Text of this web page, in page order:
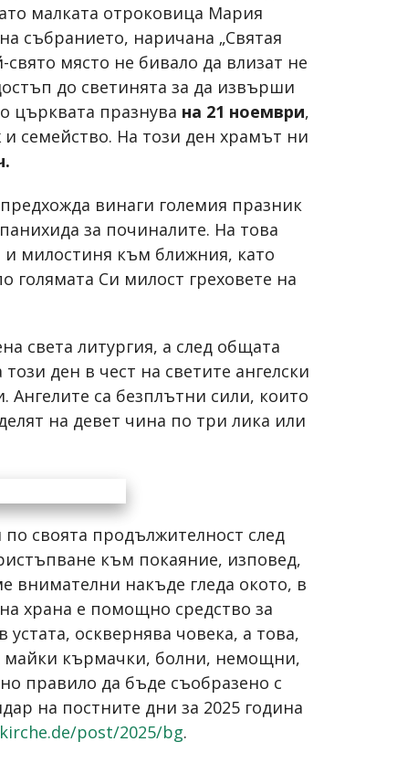
малката отроковица Мария
събранието, наричана „Святая
място не бивало да влизат не
до светинята за да извърши
църквата празнува на 21 ноември,
семейство. На този ден храмът ни
винаги големия празник
за починалите. На това
милостиня към ближния, като
голямата Си милост греховете на
света литургия, а след общата
ден в чест на светите ангелски
Ангелите са безплътни сили, които
на девет чина по три лика или
своята продължителност след
към покаяние, изповед,
внимателни накъде гледа окото, в
храна е помощно средство за
осквернява човека, а това,
майки кърмачки, болни, немощни,
правило да бъде съобразено с
на постните дни за 2025 година
post/2025/bg.